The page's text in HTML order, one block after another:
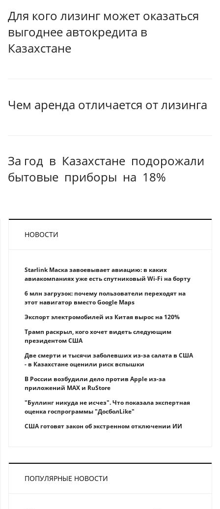
Для кого лизинг может оказаться
выгоднее автокредита в
Казахстане
Чем аренда отличается от лизинга
За год в Казахстане подорожали
бытовые приборы на 18%
НОВОСТИ
Starlink Маска завоевывает авиацию: в каких
авиакомпаниях уже есть спутниковый Wi-Fi на борту
6 млн загрузок: почему пользователи переходят на
этот навигатор вместо Google Maps
Экспорт электромобилей из Китая вырос на 120%
Трамп раскрыл, кого хочет видеть следующим
президентом США
Две смерти и тысячи заболевших из-за салата в США
- в Казахстане оценили риск вспышки
В России возбудили дело против Apple из-за
приложений MAX и RuStore
"Буллинг никуда не исчез". Что показала экспертная
оценка госпрограммы "ДосболLike"
США готовят закон об экстренном отключении ИИ
ПОПУЛЯРНЫЕ НОВОСТИ